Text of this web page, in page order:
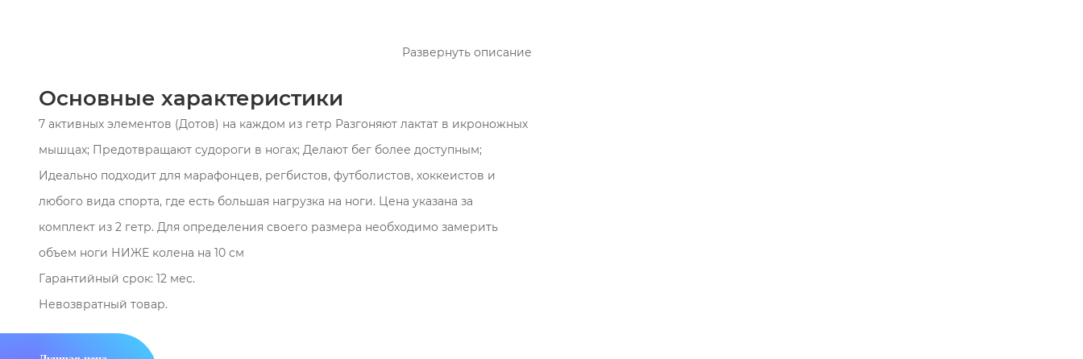
одновременно способствуя восстановлению мышц и суставов.
7 активных элементов (Дотов) на каждом из гетр
Разгоняют лактат в икроножных мышцах;
Предотвращают судороги в ногах;
Делают бег более доступным;
Идеально подходит для марафонцев, регбистов, футболистов, хоккеистов и
любого вида спорта, где есть большая нагрузка на ноги.
Развернуть описание
Основные характеристики
7 активных элементов (Дотов) на каждом из гетр Разгоняют лактат в икроножных
мышцах; Предотвращают судороги в ногах; Делают бег более доступным;
Идеально подходит для марафонцев, регбистов, футболистов, хоккеистов и
любого вида спорта, где есть большая нагрузка на ноги. Цена указана за
комплект из 2 гетр. Для определения своего размера необходимо замерить
объем ноги НИЖЕ колена на 10 см
Гарантийный срок: 12 мес.
Невозвратный товар.